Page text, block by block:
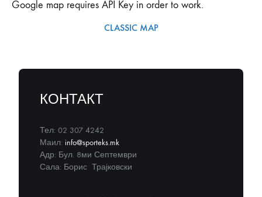
Google map requires API Key in order to work.
CLASSIC MAP
КОНТАКТ
Тел: 02 307 4242
Маил: info@sporteks.mk
Адр: Бул. 8ми Септември
Сала: Борис Трајковски